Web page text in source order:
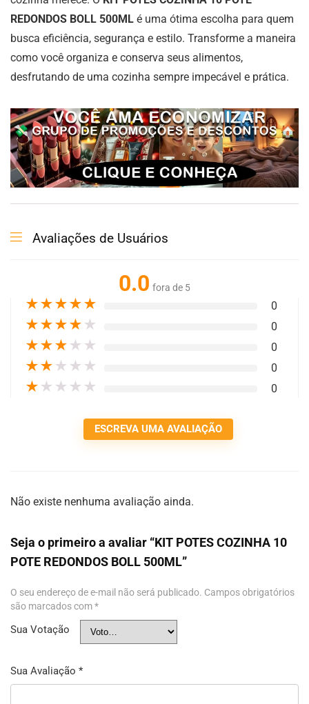
REDONDOS BOLL 500ML é uma ótima escolha para quem
busca eficiência, segurança e estilo. Transforme a maneira
como você organiza e conserva seus alimentos,
desfrutando de uma cozinha sempre impecável e prática.
Avaliações de Usuários
0.0 fora de 5
★★★★★ 0
★★★★ ★ 0
★★★ ★ ★ 0
★★ ★ ★ ★ 0
★ ★ ★ ★ ★ 0
ESCREVA UMA AVALIAÇÃO
Não existe nenhuma avaliação ainda.
Seja o primeiro a avaliar “KIT POTES COZINHA 10
POTE REDONDOS BOLL 500ML”
O seu endereço de e-mail não será publicado. Campos obrigatórios
são marcados com*
Sua Votação
Sua Avaliação *